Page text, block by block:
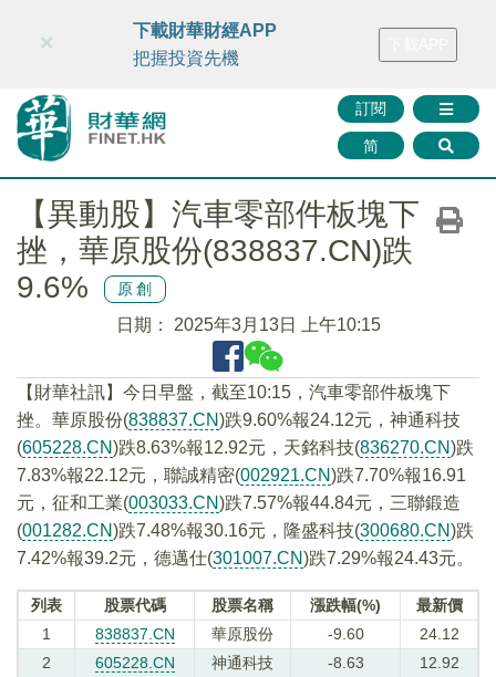
財華智庫網 FINTV FINMETA 財華證券 媒體矩陣
訂閱
简
×
下載財華財經APP
把握投資先機
【異動股】汽車零部件板塊下
挫，華原股份(838837.CN)跌
9.6%
原創
日期： 2025年3月13日 上午10:15
【財華社訊】今日早盤，截至10:15，汽車零部件板塊下
挫。華原股份(838837.CN)跌9.60%報24.12元，神通科技
(605228.CN)跌8.63%報12.92元，天銘科技(836270.CN)跌
7.83%報22.12元，聯誠精密(002921.CN)跌7.70%報16.91
元，征和工業(003033.CN)跌7.57%報44.84元，三聯鍛造
(001282.CN)跌7.48%報30.16元，隆盛科技(300680.CN)跌
7.42%報39.2元，德邁仕(301007.CN)跌7.29%報24.43元。
列表 股票代碼 股票名稱 漲跌幅(%)
最新價
1
838837.CN 華原股份 -9.60
24.12
2
605228.CN 神通科技 -8.63
12.92